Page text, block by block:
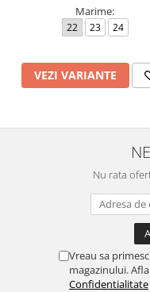
Marime:
22 23 24
VEZI VARIANTE
Nu rata
Vreau sa
magazinului.
Confidentialitate